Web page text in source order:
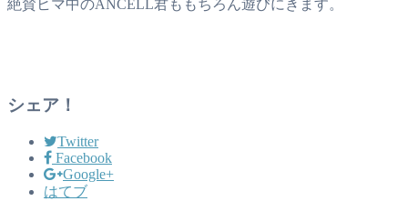
絶賛ヒマ中のANCELL君ももちろん遊びにきます。
シェア！
Twitter
Facebook
Google+
はてブ